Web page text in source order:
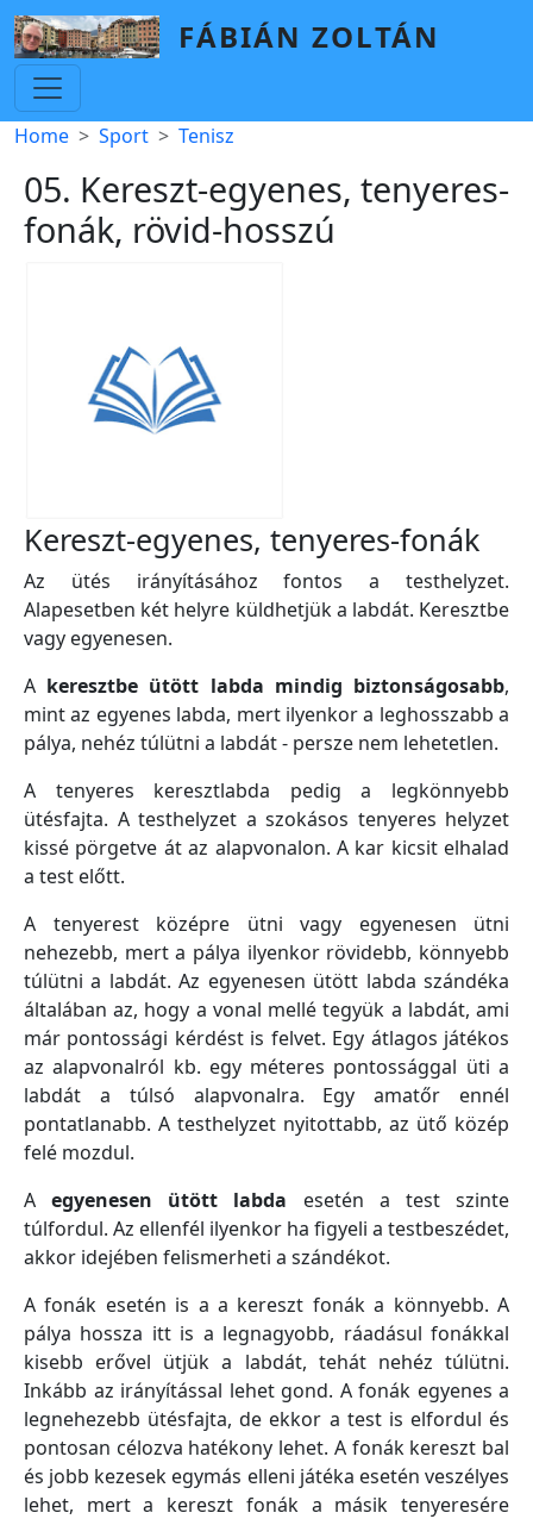
Skip to main content
FÁBIÁN ZOLTÁN
Breadcrumb
Home Sport Tenisz
05. Kereszt-egyenes, tenyeres-
fonák, rövid-hosszú
Kereszt-egyenes, tenyeres-fonák
Az ütés irányításához fontos a testhelyzet.
Alapesetben két helyre küldhetjük a labdát. Keresztbe
vagy egyenesen.
A keresztbe ütött labda mindig biztonságosabb,
mint az egyenes labda, mert ilyenkor a leghosszabb a
pálya, nehéz túlütni a labdát - persze nem lehetetlen.
A tenyeres keresztlabda pedig a legkönnyebb
ütésfajta. A testhelyzet a szokásos tenyeres helyzet
kissé pörgetve át az alapvonalon. A kar kicsit elhalad
a test előtt.
A tenyerest középre ütni vagy egyenesen ütni
nehezebb, mert a pálya ilyenkor rövidebb, könnyebb
túlütni a labdát. Az egyenesen ütött labda szándéka
általában az, hogy a vonal mellé tegyük a labdát, ami
már pontossági kérdést is felvet. Egy átlagos játékos
az alapvonalról kb. egy méteres pontossággal üti a
labdát a túlsó alapvonalra. Egy amatőr ennél
pontatlanabb. A testhelyzet nyitottabb, az ütő közép
felé mozdul.
Aegyenesen ütött labda esetén a test szinte
túlfordul. Az ellenfél ilyenkor ha figyeli a testbeszédet,
akkor idejében felismerheti a szándékot.
A fonák esetén is a a kereszt fonák a könnyebb. A
pálya hossza itt is a legnagyobb, ráadásul fonákkal
kisebb erővel ütjük a labdát, tehát nehéz túlütni.
Inkább az irányítással lehet gond. A fonák egyenes a
legnehezebb ütésfajta, de ekkor a test is elfordul és
pontosan célozva hatékony lehet. A fonák kereszt bal
és jobb kezesek egymás elleni játéka esetén veszélyes
lehet, mert a kereszt fonák a másik tenyeresére